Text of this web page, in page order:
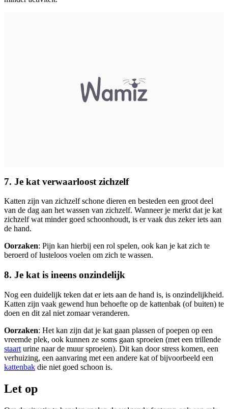
7. Je kat verwaarloost zichzelf
Katten zijn van zichzelf schone dieren en besteden een groot deel
van de dag aan het wassen van zichzelf. Wanneer je merkt dat je kat
zichzelf wat minder goed schoonhoudt, is er vaak dus zeker iets aan
de hand.
Oorzaken: Pijn kan hierbij een rol spelen, ook kan je kat zich te
beroerd of lusteloos voelen om zich te wassen.
8. Je kat is ineens onzindelijk
Nog een duidelijk teken dat er iets aan de hand is, is onzindelijkheid.
Katten zijn vaak gewend hun behoefte op de kattenbak (of buiten) te
doen en dit zal niet zomaar veranderen.
Oorzaken: Het kan zijn dat je kat gaan plassen of poepen op een
vreemde plek, ook kunnen ze soms gaan sproeien (met een trillende
staart urine naar de muur sproeien). Dit kan door stress komen, een
verhuizing, een aanvaring met een andere kat of bijvoorbeeld een
kattenbak die niet goed schoon is.
Let op